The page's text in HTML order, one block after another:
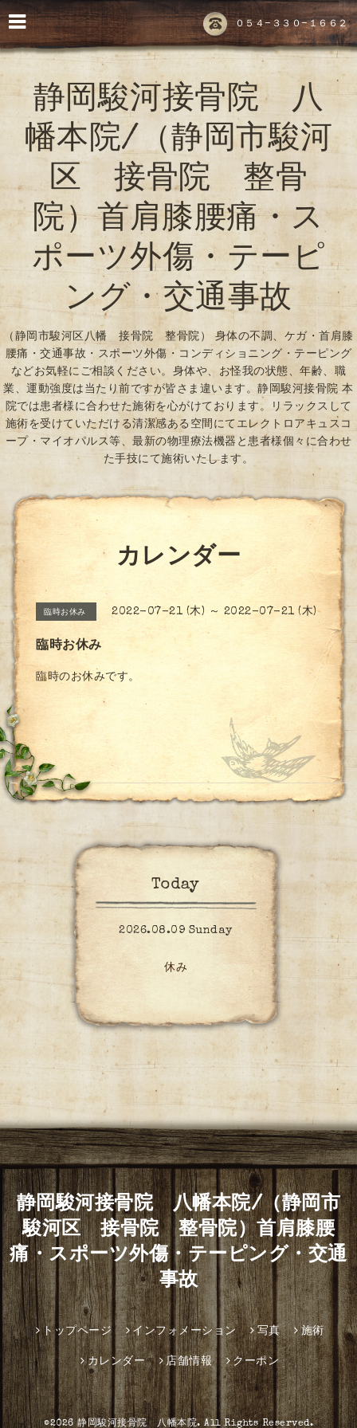
０５４-３３０-１６６２
静岡駿河接骨院 八
幡本院/（静岡市駿河
区 接骨院 整骨
院）首肩膝腰痛・ス
ポーツ外傷・テーピ
ング・交通事故
（静岡市駿河区八幡 接骨院 整骨院） 身体の不調、ケガ・首肩膝
腰痛・交通事故・スポーツ外傷・コンディショニング・テーピング
などお気軽にご相談ください。身体や、お怪我の状態、年齢、職
業、運動強度は当たり前ですが皆さま違います。静岡駿河接骨院 本
院では患者様に合わせた施術を心がけております。リラックスして
施術を受けていただける清潔感ある空間にてエレクトロアキュスコ
ープ・マイオパルス等、最新の物理療法機器と患者様個々に合わせ
た手技にて施術いたします。
カレンダー
臨時お休み 2022-07-21 (木) ～ 2022-07-21 (木)
臨時お休み
臨時のお休みです。
Today
2026.08.09 Sunday
休み
静岡駿河接骨院 八幡本院/（静岡市
駿河区 接骨院 整骨院）首肩膝腰
痛・スポーツ外傷・テーピング・交通
事故
トップページ インフォメーション 写真 施術
カレンダー 店舗情報 クーポン
©2026静岡駿河接骨院 八幡本院. All Rights Reserved.